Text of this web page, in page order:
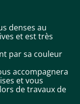
denses au
et est très
par sa couleur
accompagnera
et vous
de travaux de